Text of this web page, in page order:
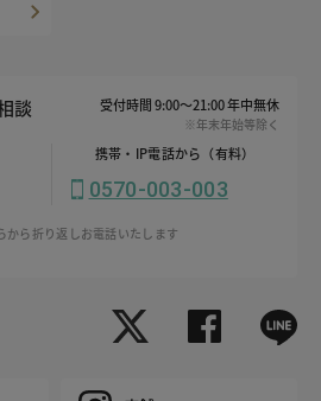
談 受付時間 9:00～21:00 年中無休
※年末年始等除く
携帯・IP電話から（有料）
0570-003-003
ら折り返しお電話いたします